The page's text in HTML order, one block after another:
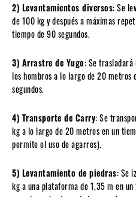
2) Levantamientos diversos: Se
de 100 kg y después a máximas
tiempo de 90 segundos.
3) Arrastre de Yugo: Se trasladará
los hombros a lo largo de 20 metros
segundos.
4) Transporte de Carry: Se
kg a lo largo de 20 metros en un
permite el uso de agarres).
5) Levantamiento de piedras: Se
kg a una plataforma de 1,35 m en